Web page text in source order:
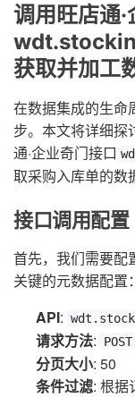
调用旺店通
获取并加工
在数据集成的生命
步。本文将详细探
通·企业奇门接口
取采购入库单的数
接口调用配置
首先，我们需要配
关键的元数据配置：
API:
请求方法: POST
分页大小: 50
条件过滤: 根据